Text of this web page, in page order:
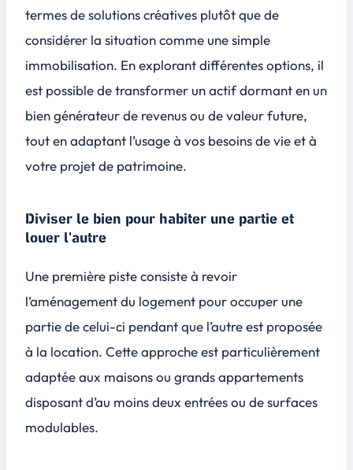
termes de solutions créatives plutôt que de
considérer la situation comme une simple
immobilisation. En explorant différentes options, il
est possible de transformer un actif dormant en un
bien générateur de revenus ou de valeur future,
tout en adaptant l’usage à vos besoins de vie et à
votre projet de patrimoine.
Diviser le bien pour habiter une partie et
louer l'autre
Une première piste consiste à revoir
l’aménagement du logement pour occuper une
partie de celui-ci pendant que l’autre est proposée
à la location. Cette approche est particulièrement
adaptée aux maisons ou grands appartements
disposant d’au moins deux entrées ou de surfaces
modulables.